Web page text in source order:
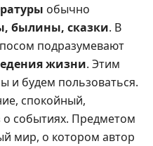
обычно
былины, сказки. В
подразумевают
жизни. Этим
и будем пользоваться.
спокойный,
о событиях. Предметом
мир, о котором автор